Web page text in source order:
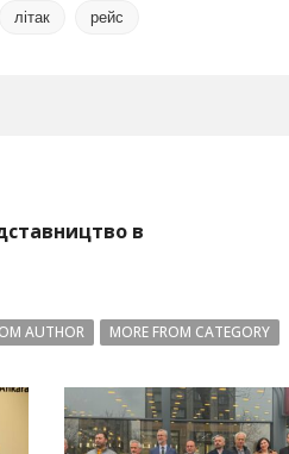
літак рейс
в
AUTHOR MORE FROM CATEGORY